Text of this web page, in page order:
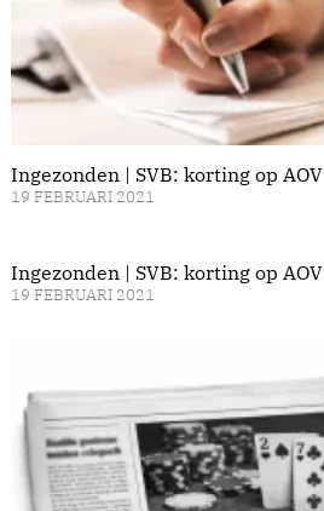
Ingezonden | SVB: korting op AOV
19 FEBRUARI 2021
Ingezonden | SVB: korting op AOV
19 FEBRUARI 2021